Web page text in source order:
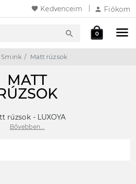
favorite Kedvenceim person Fiókom
menu
search
Keresés
local_mall
Kosár
0
Smink Matt rúzsok
MATT
rúzsok - LUXOYA
Bővebben...